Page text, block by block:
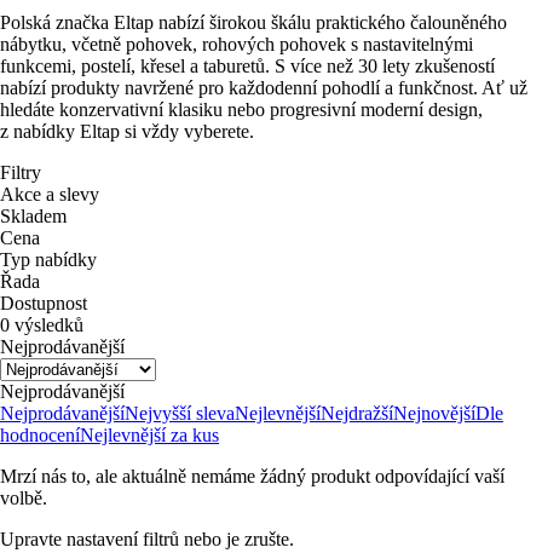
Polská značka Eltap nabízí širokou škálu praktického čalouněného
nábytku, včetně pohovek, rohových pohovek s nastavitelnými
funkcemi, postelí, křesel a taburetů. S více než 30 lety zkušeností
nabízí produkty navržené pro každodenní pohodlí a funkčnost. Ať už
hledáte konzervativní klasiku nebo progresivní moderní design,
z nabídky Eltap si vždy vyberete.
Filtry
Akce a slevy
Skladem
Cena
Typ nabídky
Řada
Dostupnost
0 výsledků
Nejprodávanější
Nejprodávanější
NejprodávanějšíNejvyšší slevaNejlevnějšíNejdražšíNejnovějšíDle
hodnoceníNejlevnější za kus
Mrzí nás to, ale aktuálně nemáme žádný produkt odpovídající vaší
volbě.
Upravte nastavení filtrů nebo je zrušte.